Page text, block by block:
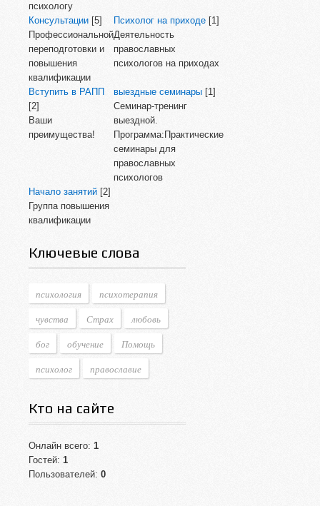
психологу
Консультации [5]
Профессиональной
переподготовки и
повышения
квалификации
Психолог на приходе [1]
Деятельность
православных
психологов на приходах
Вступить в РАПП
[2]
Ваши
преимущества!
выездные семинары [1]
Семинар-тренинг
выездной.
Программа:Практические
семинары для
православных
психологов
Начало занятий [2]
Группа повышения
квалификации
Ключевые слова
психология
психотерапия
чувства
Страх
любовь
бог
обучение
Помощь
психолог
православие
Кто на сайте
Онлайн всего: 1
Гостей: 1
Пользователей: 0